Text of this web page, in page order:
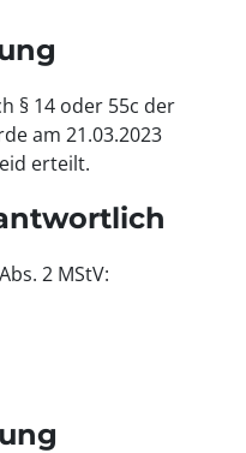
§ 14 oder 55c der
am 21.03.2023
erteilt.
2 MStV: